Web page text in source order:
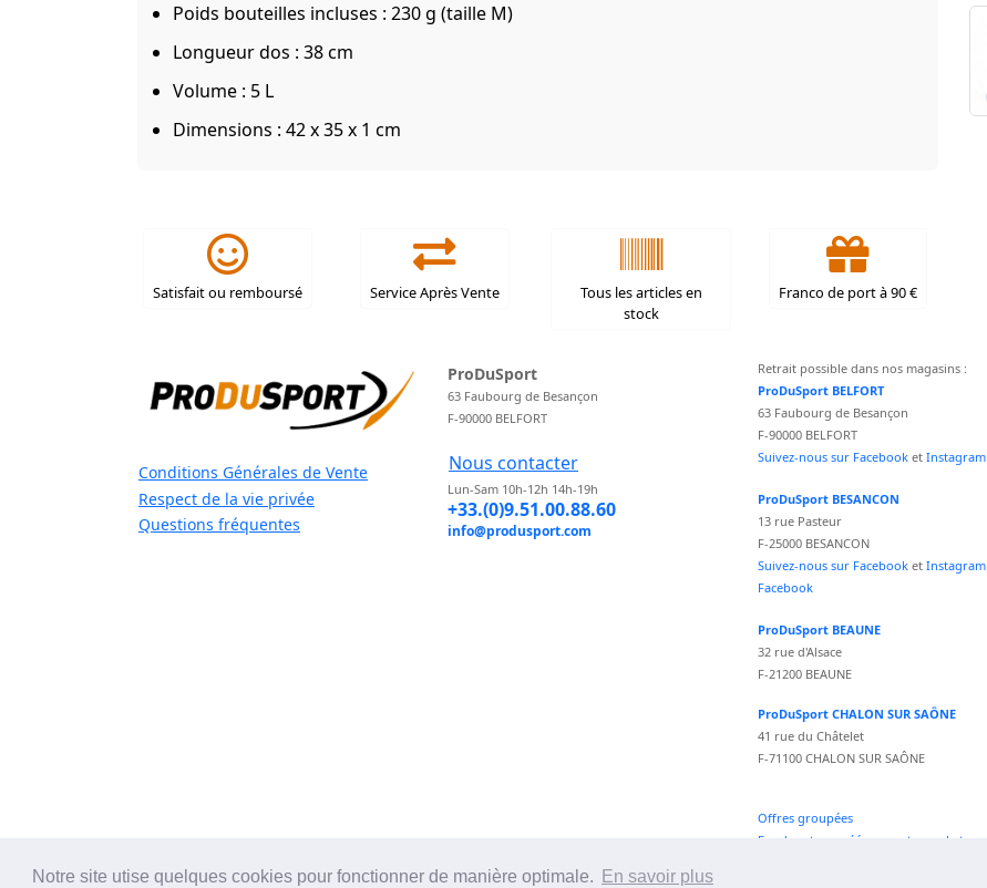
Notre site utise quelques cookies pour fonctionner de manière optimale. En savoir plus
Poids bouteilles incluses : 230 g (taille M)
Longueur dos : 38 cm
Volume : 5 L
Dimensions : 42 x 35 x 1 cm
Satisfait ou remboursé Service Après Vente
Tous les articles en
stock
Franco de port à 90 €
Conditions Générales de Vente
Respect de la vie privée
Questions fréquentes
ProDuSport
63 Faubourg de Besançon
F-90000 BELFORT
Nous contacter
Lun-Sam 10h-12h 14h-19h
+33.(0)9.51.00.88.60
info@produsport.com
Retrait possible dans nos magasins :
ProDuSport BELFORT
63 Faubourg de Besançon
F-90000 BELFORT
Suivez-nous sur Facebook et Instagram
ProDuSport BESANCON
13 rue Pasteur
F-25000 BESANCON
Suivez-nous sur Facebook et Instagram
Facebook
ProDuSport BEAUNE
32 rue d'Alsace
F-21200 BEAUNE
ProDuSport CHALON SUR SAÔNE
41 rue du Châtelet
F-71100 CHALON SUR SAÔNE
Offres groupées
Fond vecteur créé par vectorpocket -